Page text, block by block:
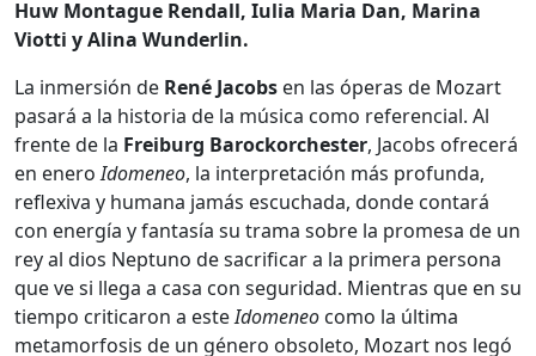
Huw Montague Rendall, Iulia Maria Dan, Marina
Viotti y Alina Wunderlin.
La inmersión de René Jacobs en las óperas de Mozart
pasará a la historia de la música como referencial. Al
frente de la Freiburg Barockorchester, Jacobs ofrecerá
en eneroIdomeneo, la interpretación más profunda,
reflexiva y humana jamás escuchada, donde contará
con energía y fantasía su trama sobre la promesa de un
rey al dios Neptuno de sacrificar a la primera persona
que ve si llega a casa con seguridad. Mientras que en su
tiempo criticaron a esteIdomeneo como la última
metamorfosis de un género obsoleto, Mozart nos legó